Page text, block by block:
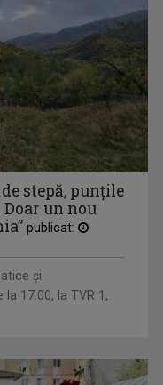
de Jurnalism şi ...
stepă, punţile
Doar un nou
publicat:
și
17.00, la TVR 1,